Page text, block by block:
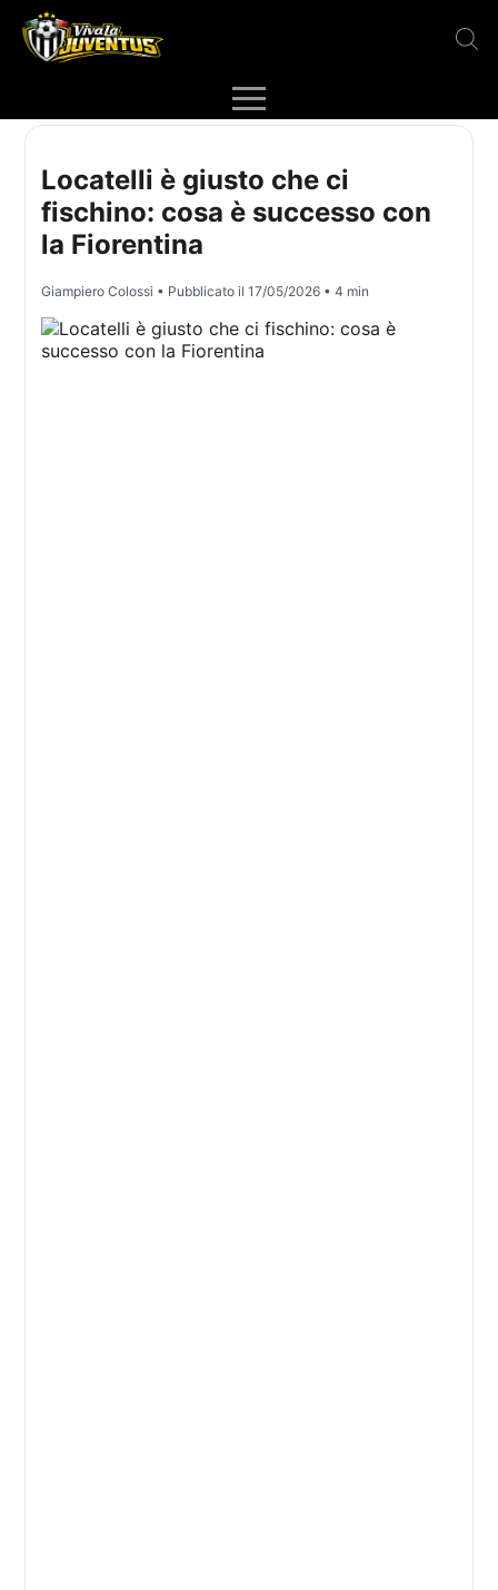
Locatelli è giusto che ci
fischino: cosa è successo con
la Fiorentina
Giampiero Colossi • Pubblicato il17/05/2026 • 4 min